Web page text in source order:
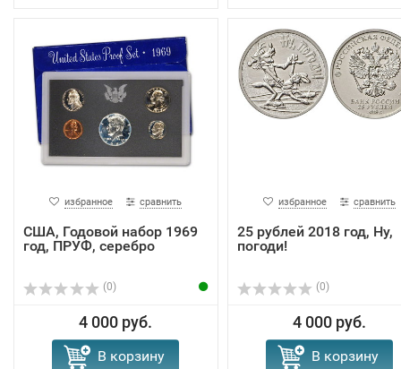
избранное сравнить
США, Годовой набор 1969
год, ПРУФ, серебро
(0)
4 000 руб.
В корзину
избранное сравнить
25 рублей 2018 год, Ну,
погоди!
(0)
4 000 руб.
В корзину